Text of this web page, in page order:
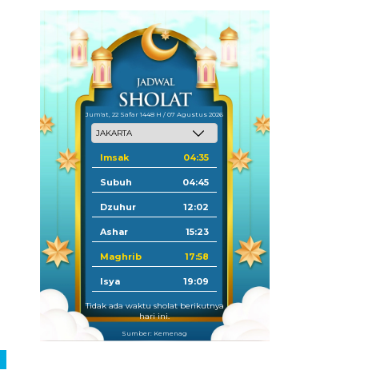
Jum'at, 22 Safar 1448 H / 07 Agustus 2026
Imsak 04:35
Subuh 04:45
Dzuhur 12:02
Ashar 15:23
Maghrib 17:58
Isya 19:09
Tidak ada waktu sholat berikutnya
hari ini.
Sumber: Kemenag